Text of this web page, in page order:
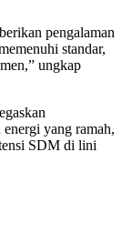
pengalaman
standar,
ungkap
yang ramah,
SDM di lini